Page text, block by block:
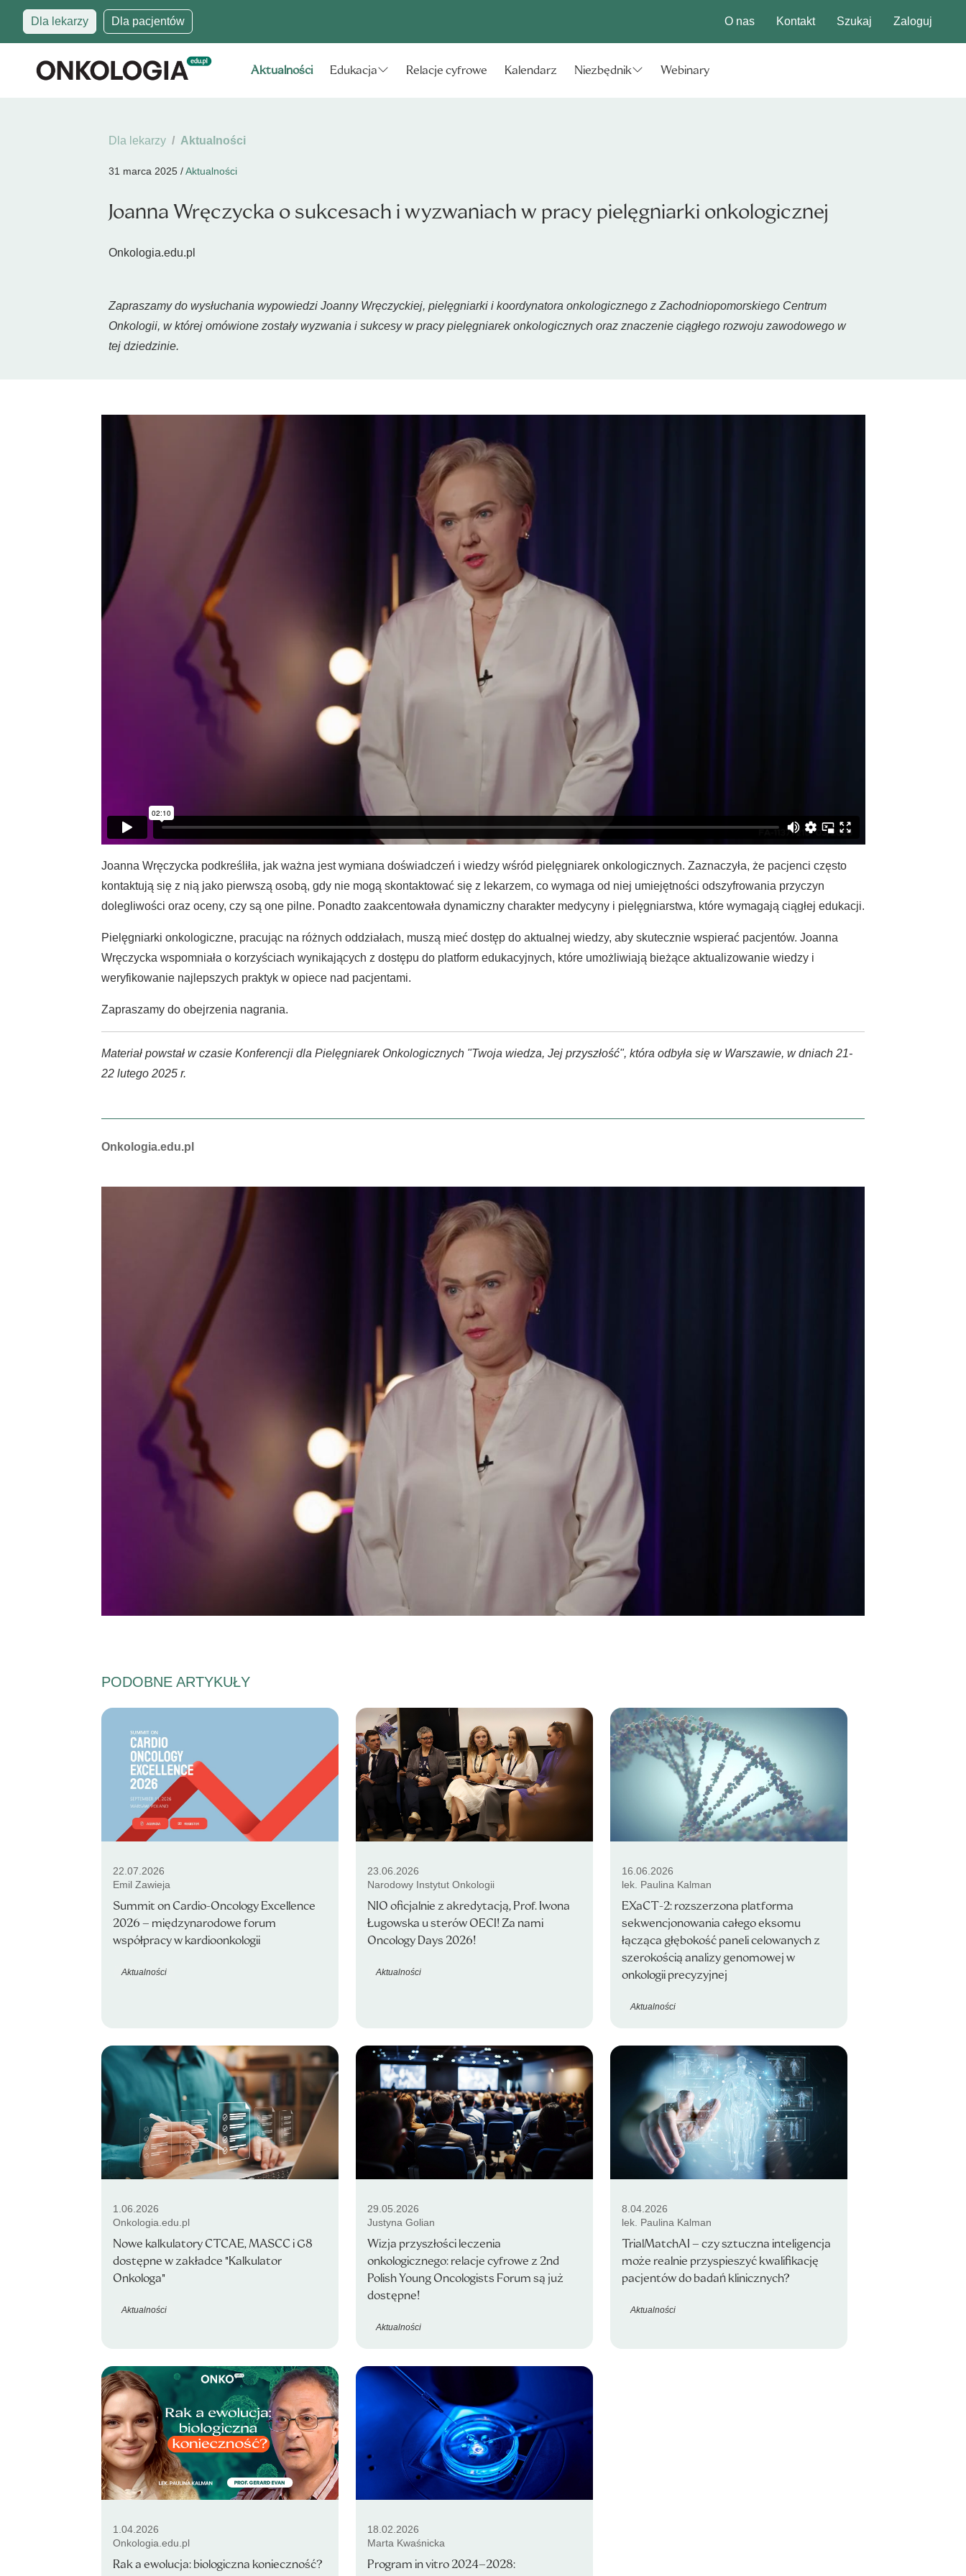
Dla lekarzy Dla pacjentów O nas Kontakt Szukaj Zaloguj
Aktualności Edukacja Relacje cyfrowe Kalendarz Niezbędnik Webinary
Dla lekarzy Aktualności
31 marca 2025 /Aktualności
Joanna Wręczycka o sukcesach i wyzwaniach w pracy pielęgniarki onkologicznej
Onkologia.edu.pl
Zapraszamy do wysłuchania wypowiedzi Joanny Wręczyckiej, pielęgniarki i koordynatora onkologicznego z Zachodniopomorskiego Centrum
Onkologii, w której omówione zostały wyzwania i sukcesy w pracy pielęgniarek onkologicznych oraz znaczenie ciągłego rozwoju zawodowego w
tej dziedzinie.
Joanna Wręczycka podkreśliła, jak ważna jest wymiana doświadczeń i wiedzy wśród pielęgniarek onkologicznych. Zaznaczyła, że pacjenci często
kontaktują się z nią jako pierwszą osobą, gdy nie mogą skontaktować się z lekarzem, co wymaga od niej umiejętności odszyfrowania przyczyn
dolegliwości oraz oceny, czy są one pilne. Ponadto zaakcentowała dynamiczny charakter medycyny i pielęgniarstwa, które wymagają ciągłej edukacji.
Pielęgniarki onkologiczne, pracując na różnych oddziałach, muszą mieć dostęp do aktualnej wiedzy, aby skutecznie wspierać pacjentów. Joanna
Wręczycka wspomniała o korzyściach wynikających z dostępu do platform edukacyjnych, które umożliwiają bieżące aktualizowanie wiedzy i
weryfikowanie najlepszych praktyk w opiece nad pacjentami.
Zapraszamy do obejrzenia nagrania.
Materiał powstał w czasie Konferencji dla Pielęgniarek Onkologicznych "Twoja wiedza, Jej przyszłość", która odbyła się w Warszawie, w dniach 21-
22 lutego 2025 r.
Autorzy:
Onkologia.edu.pl
PODOBNE ARTYKUŁY
22.07.2026
Emil Zawieja
Summit on Cardio-Oncology Excellence
2026 – międzynarodowe forum
współpracy w kardioonkologii
Aktualności
23.06.2026
Narodowy Instytut Onkologii
NIO oficjalnie z akredytacją, Prof. Iwona
Ługowska u sterów OECI! Za nami
Oncology Days 2026!
Aktualności
16.06.2026
lek. Paulina Kalman
EXaCT-2: rozszerzona platforma
sekwencjonowania całego eksomu
łącząca głębokość paneli celowanych z
szerokością analizy genomowej w
onkologii precyzyjnej
Aktualności
1.06.2026
Onkologia.edu.pl
Nowe kalkulatory CTCAE, MASCC i G8
dostępne w zakładce "Kalkulator
Onkologa"
Aktualności
29.05.2026
Justyna Golian
Wizja przyszłości leczenia
onkologicznego: relacje cyfrowe z 2nd
Polish Young Oncologists Forum są już
dostępne!
Aktualności
8.04.2026
lek. Paulina Kalman
TrialMatchAI – czy sztuczna inteligencja
może realnie przyspieszyć kwalifikację
pacjentów do badań klinicznych?
Aktualności
1.04.2026
Onkologia.edu.pl
Rak a ewolucja: biologiczna konieczność?
18.02.2026
Marta Kwaśnicka
Program in vitro 2024–2028: